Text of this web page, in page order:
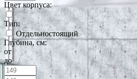
Цвет корпуса:
Тип:
Отдельностоящий
Глубина, см:
от
до